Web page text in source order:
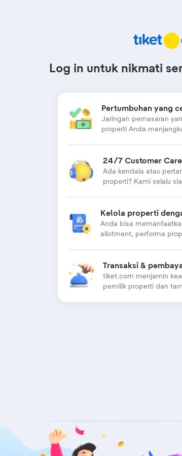
Log in untuk nikmati
Pertumbuhan yang
Jaringan pemasaran
properti Anda
24/7 Customer Care
Ada kendala atau
properti? Kami selalu
Kelola properti
Anda bisa
allotment, performa
Transaksi &
tiket.com menjamin
pemilik properti dan